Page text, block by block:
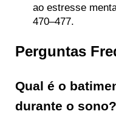
ao estresse
470–477.
Perguntas
Qual é o
durante o sono?